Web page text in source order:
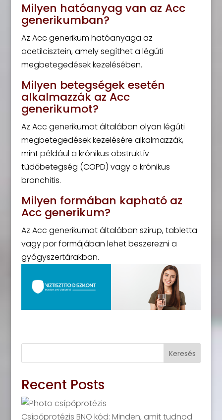
Milyen hatóanyag van az Acc
generikumban?
Az Acc generikum hatóanyaga az
acetilcisztein, amely segíthet a légúti
megbetegedések kezelésében.
Milyen betegségek esetén
alkalmazzák az Acc
generikumot?
Az Acc generikumot általában olyan légúti
megbetegedések kezelésére alkalmazzák,
mint például a krónikus obstruktív
tüdőbetegség (COPD) vagy a krónikus
bronchitis.
Milyen formában kapható az
Acc generikum?
Az Acc generikumot általában szirup, tabletta
vagy por formájában lehet beszerezni a
gyógyszertárakban.
Keresés
Recent Posts
Csípőprotézis BNO kód: Minden, amit tudnod